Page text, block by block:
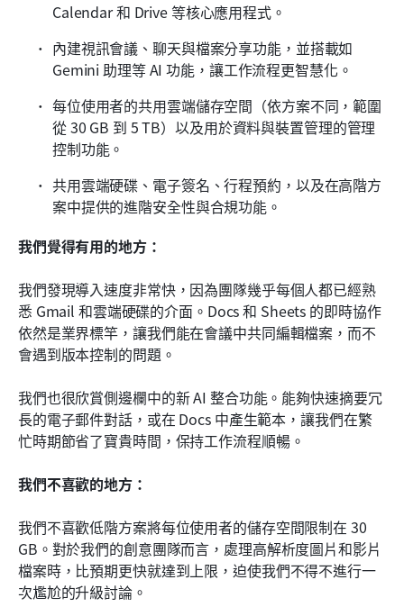
Calendar 和 Drive 等核心應用程式。
內建視訊會議、聊天與檔案分享功能，並搭載如
Gemini 助理等 AI 功能，讓工作流程更智慧化。
每位使用者的共用雲端儲存空間（依方案不同，範圍
從 30 GB 到 5 TB）以及用於資料與裝置管理的管理
控制功能。
共用雲端硬碟、電子簽名、行程預約，以及在高階方
案中提供的進階安全性與合規功能。
我們覺得有用的地方：
我們發現導入速度非常快，因為團隊幾乎每個人都已經熟
悉 Gmail 和雲端硬碟的介面。Docs 和 Sheets 的即時協作
依然是業界標竿，讓我們能在會議中共同編輯檔案，而不
會遇到版本控制的問題。
我們也很欣賞側邊欄中的新 AI 整合功能。能夠快速摘要冗
長的電子郵件對話，或在 Docs 中產生範本，讓我們在繁
忙時期節省了寶貴時間，保持工作流程順暢。
我們不喜歡的地方：
我們不喜歡低階方案將每位使用者的儲存空間限制在 30
GB。對於我們的創意團隊而言，處理高解析度圖片和影片
檔案時，比預期更快就達到上限，迫使我們不得不進行一
次尷尬的升級討論。